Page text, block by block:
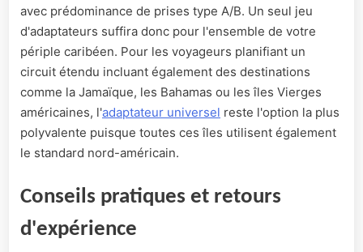
avec prédominance de prises type A/B. Un seul jeu
d'adaptateurs suffira donc pour l'ensemble de votre
périple caribéen. Pour les voyageurs planifiant un
circuit étendu incluant également des destinations
comme la Jamaïque, les Bahamas ou les îles Vierges
américaines, l'adaptateur universel reste l'option la plus
polyvalente puisque toutes ces îles utilisent également
le standard nord-américain.
Conseils pratiques et retours
d'expérience